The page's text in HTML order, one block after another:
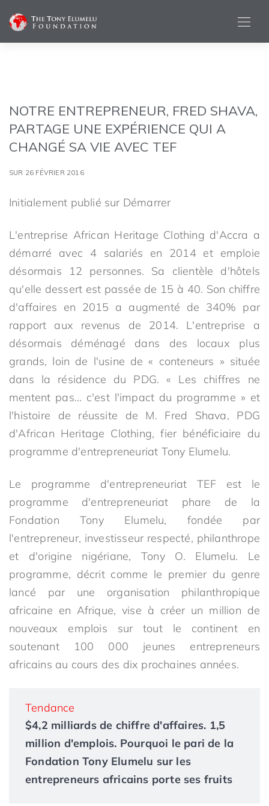
NOTRE ENTREPRENEUR, FRED SHAVA,
PARTAGE UNE EXPÉRIENCE QUI A
CHANGÉ SA VIE AVEC TEF
SUR 26 FÉVRIER 2016
Initialement publié sur Démarrer
L'entreprise African Heritage Clothing d'Accra a
démarré avec 4 salariés en 2014 et emploie
désormais 12 personnes. Sa clientèle d'hôtels
qu'elle dessert est passée de 15 à 40. Son chiffre
d'affaires en 2015 a augmenté de 340% par
rapport aux revenus de 2014. L'entreprise a
désormais déménagé dans des locaux plus
grands, loin de l'usine de « conteneurs » située
dans la résidence du PDG. « Les chiffres ne
mentent pas… c'est l'impact du programme » et
l'histoire de réussite de M. Fred Shava, PDG
d'African Heritage Clothing, fier bénéficiaire du
programme d'entrepreneuriat Tony Elumelu.
Le programme d'entrepreneuriat TEF est le
programme d'entrepreneuriat phare de la
Fondation Tony Elumelu, fondée par
l'entrepreneur, investisseur respecté, philanthrope
et d'origine nigériane, Tony O. Elumelu. Le
programme, décrit comme le premier du genre
lancé par une organisation philanthropique
africaine en Afrique, vise à créer un million de
nouveaux emplois sur tout le continent en
soutenant 100 000 jeunes entrepreneurs
africains au cours des dix prochaines années.
Tendance
$4,2 milliards de chiffre d'affaires. 1,5
million d'emplois. Pourquoi le pari de la
Fondation Tony Elumelu sur les
entrepreneurs africains porte ses fruits